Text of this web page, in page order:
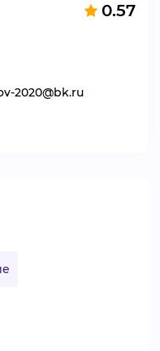
0.57
2020@bk.ru